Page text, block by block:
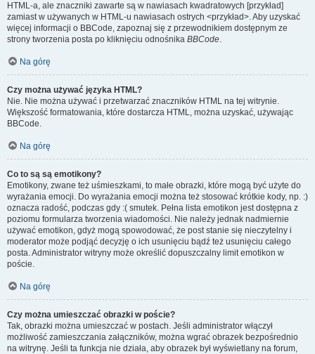
HTML-a, ale znaczniki zawarte są w nawiasach kwadratowych [przykład]
zamiast w używanych w HTML-u nawiasach ostrych <przykład>. Aby uzyskać
więcej informacji o BBCode, zapoznaj się z przewodnikiem dostępnym ze
strony tworzenia posta po kliknięciu odnośnika BBCode.
Na górę
Czy można używać języka HTML?
Nie. Nie można używać i przetwarzać znaczników HTML na tej witrynie.
Większość formatowania, które dostarcza HTML, można uzyskać, używając
BBCode.
Na górę
Co to są są emotikony?
Emotikony, zwane też uśmieszkami, to małe obrazki, które mogą być użyte do
wyrażania emocji. Do wyrażania emocji można też stosować krótkie kody, np. :)
oznacza radość, podczas gdy :( smutek. Pełna lista emotikon jest dostępna z
poziomu formularza tworzenia wiadomości. Nie należy jednak nadmiernie
używać emotikon, gdyż mogą spowodować, że post stanie się nieczytelny i
moderator może podjąć decyzję o ich usunięciu bądź też usunięciu całego
posta. Administrator witryny może określić dopuszczalny limit emotikon w
poście.
Na górę
Czy można umieszczać obrazki w poście?
Tak, obrazki można umieszczać w postach. Jeśli administrator włączył
możliwość zamieszczania załączników, można wgrać obrazek bezpośrednio
na witrynę. Jeśli ta funkcja nie działa, aby obrazek był wyświetlany na forum,